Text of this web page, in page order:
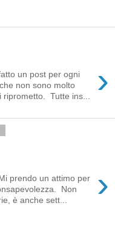
›
un post per ogni
non sono molto
Tutte ins...
›
prendo un attimo per
Non
è anche sett...